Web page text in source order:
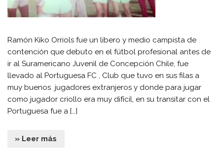
Ramón Kiko Orriols fue un libero y medio campista de
contención que debuto en el fútbol profesional antes de
ir al Suramericano Juvenil de Concepción Chile, fue
llevado al Portuguesa FC , Club que tuvo en sus filas a
muy buenos jugadores extranjeros y donde para jugar
como jugador criollo era muy difícil, en su transitar con el
Portuguesa fue a […]
» Leer más